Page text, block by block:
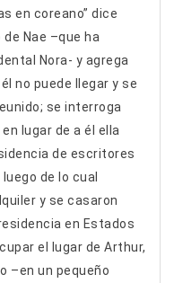
en coreano” dice
Nae –que ha
Nora- y agrega
no puede llegar y se
se interroga
lugar de a él ella
de escritores
de lo cual
y se casaron
en Estados
el lugar de Arthur,
–en un pequeño